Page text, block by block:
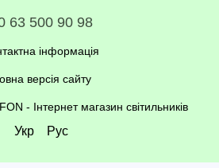
63 500 90 98
інформація
версія сайту
- Інтернет магазин світильників
Укр Рус